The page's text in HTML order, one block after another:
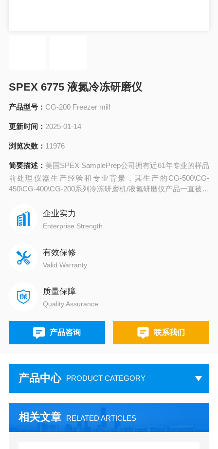
SPEX 6775 液氮冷冻研磨仪
产品型号： CG-200 Freezer mill
更新时间： 2025-01-14
浏览次数： 11976
简要描述： 美国SPEX SamplePrep公司拥有近61年专业的样品
前处理仪器生产经验和专业背景，其生产的CG-500\CG-
450\CG-400\CG-200系列冷冻研磨机/液氮研磨仪产品一直被市
企业实力
Enterprise Strength
有效保修
Valid Warranty
质量保障
Quality Assurance
产品咨询 联系我们
产品中心 PRODUCT CATEGORY
相关文章 RELATED ARTICLES